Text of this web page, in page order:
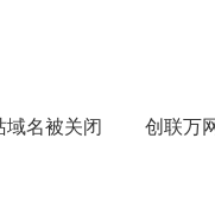
域名被关闭 创联万